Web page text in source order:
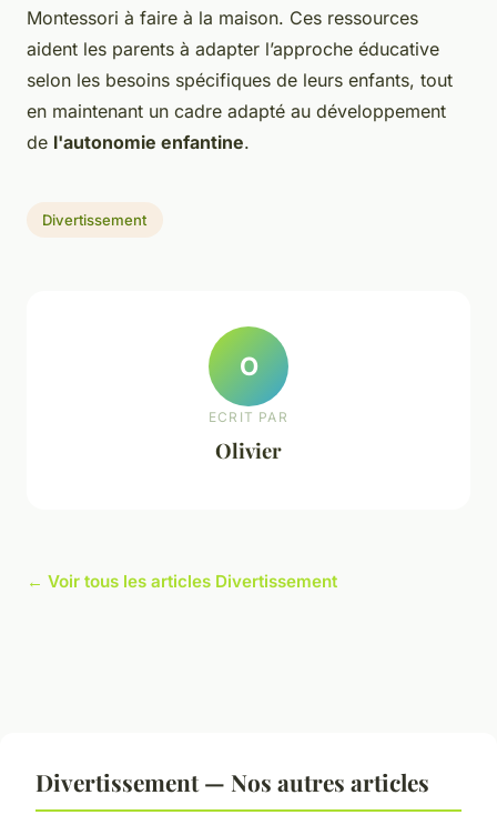
Montessori à faire à la maison. Ces ressources
aident les parents à adapter l’approche éducative
selon les besoins spécifiques de leurs enfants, tout
en maintenant un cadre adapté au développement
de l'autonomie enfantine.
Divertissement
O
ECRIT PAR
Olivier
← Voir tous les articles Divertissement
Divertissement — Nos autres articles